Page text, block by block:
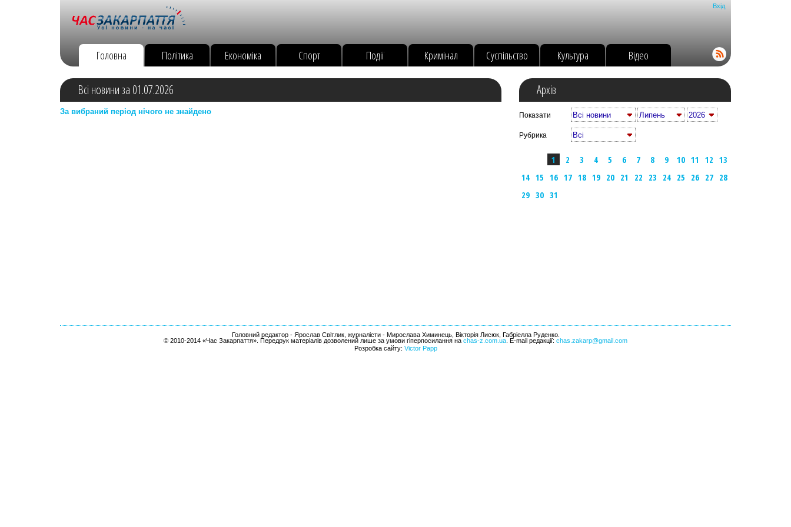
Вхід
Головна Політика Економіка Спорт Події Кримінал Суспільство Культура Відео
Всі новини за 01.07.2026
За вибраний період нічого не знайдено
Архів
Показати
Рубрика
1 2 3 4 5 6 7 8 9 10 11 12 13
14 15 16 17 18 19 20 21 22 23 24 25 26 27 28
29 30 31
Головний редактор - Ярослав Світлик, журналісти - Мирослава Химинець, Вікторія Лисюк, Габріелла Руденко.
© 2010-2014 «Час Закарпаття». Передрук матеріалів дозволений лише за умови гіперпосилання на chas-z.com.ua . E-mail редакції: chas.zakarp@gmail.com
Розробка сайту: Victor Papp